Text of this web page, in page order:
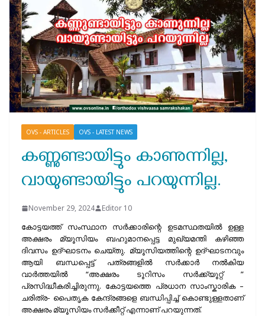
OVS - ARTICLES OVS - LATEST NEWS
കണ്ണുണ്ടായിട്ടും കാണുന്നില്ല,
വായുണ്ടായിട്ടും പറയുന്നില്ല.
November 29, 2024 Editor 10
കോട്ടയത്ത് സംസ്ഥാന സർക്കാരിന്റെ ഉടമസ്ഥതയിൽ ഉള്ള
അക്ഷരം മ്യൂസിയം ബഹുമാനപ്പെട്ട മുഖ്യമന്തി കഴിഞ്ഞ
ദിവസം ഉദ്ഘാടനം ചെയ്തു. മ്യൂസിയത്തിന്റെ ഉദ്ഘാടനവും
ആയി ബന്ധപ്പെട്ട് പത്രങ്ങളിൽ സർക്കാർ നൽകിയ
വാർത്തയിൽ “അക്ഷരം ടൂറിസം സർക്ക്യൂറ്റ് ”
പ്രസിദ്ധീകരിച്ചിരുന്നു. കോട്ടയത്തെ പ്രധാന സാംസ്കാരിക –
ചരിത്ര- പൈതൃക കേന്ദ്രങ്ങളെ ബന്ധിപ്പിച്ച് കൊണ്ടുള്ളതാണ്
അക്ഷരം മ്യൂസിയം സർക്കീറ്റ് എന്നാണ് പറയുന്നത്.